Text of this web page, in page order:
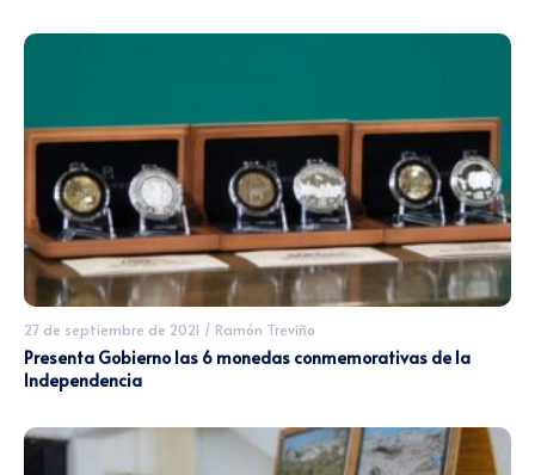
27 de septiembre de 2021 / Ramón Treviño
Presenta Gobierno las 6 monedas conmemorativas de la
Independencia